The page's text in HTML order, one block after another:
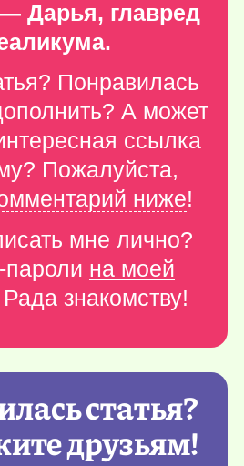
Дарья, главред
Понравилась
А может
ссылка
Пожалуйста,
ниже!
мне лично?
пароли на моей
Рада знакомству!
статья?
друзьям!